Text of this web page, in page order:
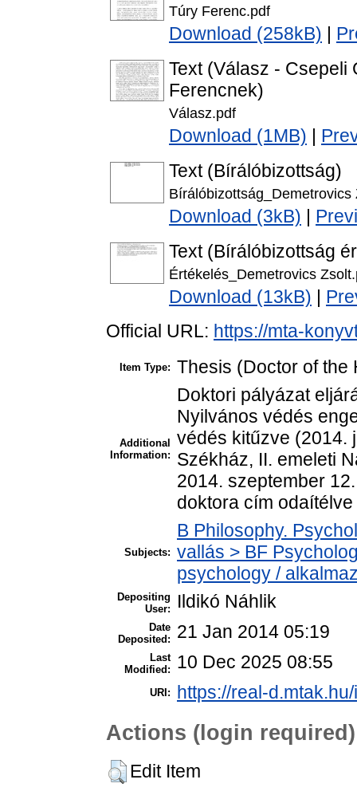
Túry Ferenc.pdf
Download (258kB)
Text (Válasz -
Ferencnek)
Válasz.pdf
Download (1MB)
Text (Bírálóbizottság)
Bírálóbizottság_Demetrovics
Download (3kB)
Text (Bírálóbizottság
Értékelés_Demetrovics
Download (13kB)
Official URL: https://mta-
Item Type: Thesis (Doctor of the
Additional
Information:
Doktori pályázat
Nyilvános védés
védés kitűzve (2014.
Székház, II. emeleti
2014. szeptember
doktora cím
Subjects:
B Philosophy.
vallás > BF
psychology /
Depositing
User:
Ildikó Náhlik
Date
Deposited:
21 Jan 2014 05:19
Last
Modified:
10 Dec 2025 08:55
URI: https://real-
Actions (login required)
Edit Item